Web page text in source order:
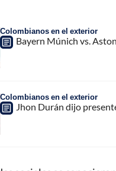
Colombianos en el exterior
Bayern Múnich vs.
Colombianos en el exterior
Jhon Durán dijo